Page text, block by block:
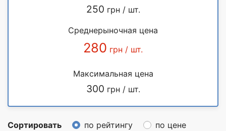
250 грн / шт.
Среднерыночная цена
280 грн / шт.
Максимальная цена
300 грн / шт.
Сортировать по рейтингу
по цене